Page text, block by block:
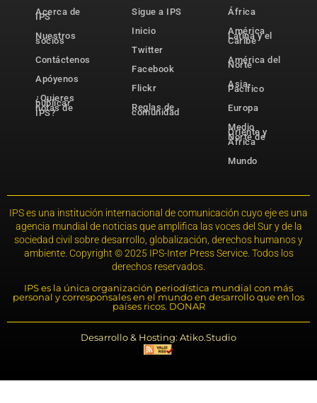
Acerca de
IPS
Nuestros
socios
Contáctenos
Apóyenos
¿Quieres
publicar
notas de
IPS?
Sigue a IPS
Inicio
Twitter
Facebook
Flickr
Reglas de
comunidad
África
América
Latina y el
Caribe
América del
Norte
Asia-
Pacífico
Europa
Medio
Oriente y
Norte de
África
Mundo
IPS es una institución internacional de comunicación cuyo eje es una
agencia mundial de noticias que amplifica las voces del Sur y de la
sociedad civil sobre desarrollo, globalización, derechos humanos y
ambiente. Copyright © 2025 IPS-Inter Press Service. Todos los
derechos reservados.
IPS es la única organización periodística mundial con más
personal y corresponsales en el mundo en desarrollo que en los
países ricos. DONAR
Desarrollo & Hosting: Atiko.Studio